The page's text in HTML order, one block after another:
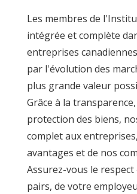
Les membres de
intégrée et complète
entreprises
par l'évolution des
plus grande valeur
Grâce à la
protection des biens,
complet aux
avantages et de nos
Assurez-vous le
pairs, de votre